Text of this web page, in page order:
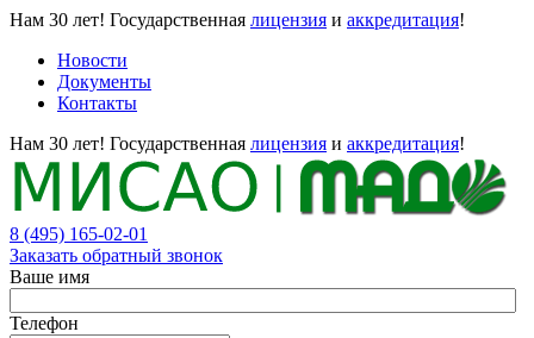
Нам 30 лет! Государственная лицензия и аккредитация!
Новости
Документы
Контакты
Нам 30 лет! Государственная лицензия и аккредитация!
8 (495) 165-02-01
Заказать обратный звонок
Ваше имя
Телефон